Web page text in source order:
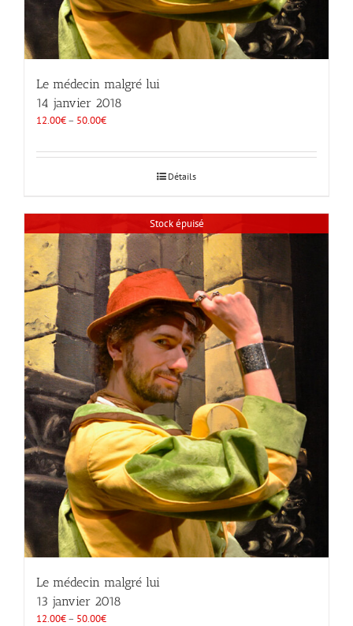
Le médecin malgré lui
14 janvier 2018
12.00€– 50.00€
Détails
Stock épuisé
Le médecin malgré lui
13 janvier 2018
12.00€– 50.00€